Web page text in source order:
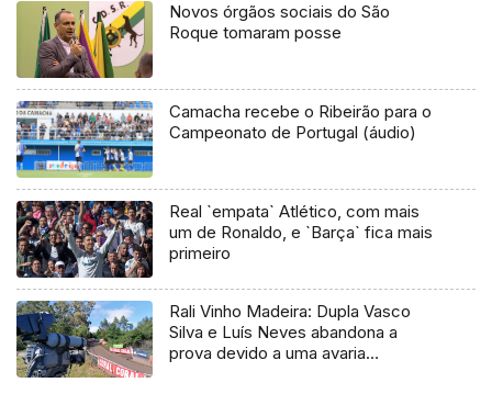
Novos órgãos sociais do São
Roque tomaram posse
Camacha recebe o Ribeirão para o
Campeonato de Portugal (áudio)
Real `empata` Atlético, com mais
um de Ronaldo, e `Barça` fica mais
primeiro
Rali Vinho Madeira: Dupla Vasco
Silva e Luís Neves abandona a
prova devido a uma avaria